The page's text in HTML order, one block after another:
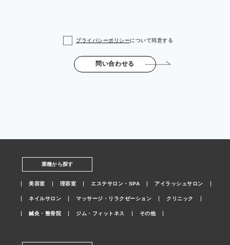
プライバシーポリシーについて同意する
問い合わせる
業種から探す
美容室 理容室 エステサロン・SPA アイラッシュサロン
ネイルサロン マッサージ・リラクゼーション クリニック
鍼灸・整骨院 ジム・フィットネス その他